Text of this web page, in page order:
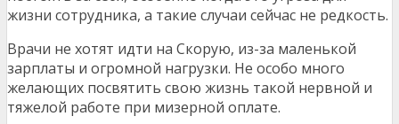
жизни сотрудника, а такие случаи сейчас не редкость.
Врачи не хотят идти на Скорую, из-за маленькой
зарплаты и огромной нагрузки. Не особо много
желающих посвятить свою жизнь такой нервной и
тяжелой работе при мизерной оплате.